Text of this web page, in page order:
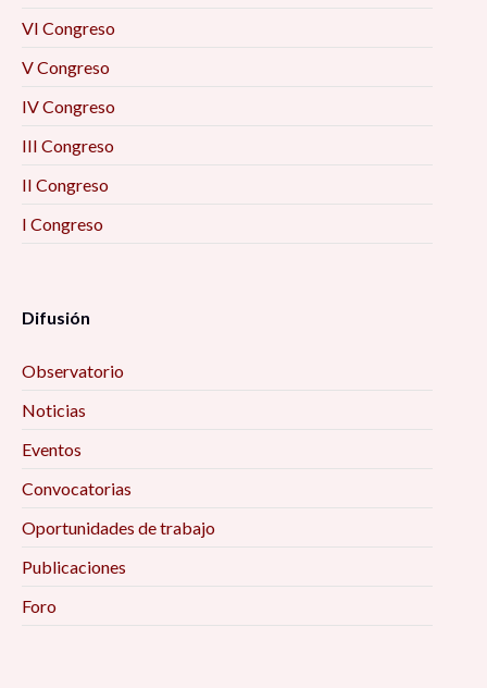
VI Congreso
V Congreso
IV Congreso
III Congreso
II Congreso
I Congreso
Difusión
Observatorio
Noticias
Eventos
Convocatorias
Oportunidades de trabajo
Publicaciones
Foro